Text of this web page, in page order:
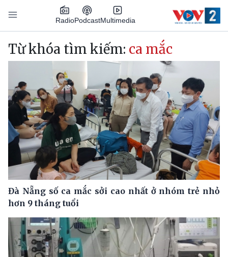
Nhảy đến nội dung
RadioPodcastMultimedia
Main navigation
Từ khóa tìm kiếm: ca mắc
Đà Nẵng số ca mắc sởi cao nhất ở nhóm trẻ nhỏ
hơn 9 tháng tuổi